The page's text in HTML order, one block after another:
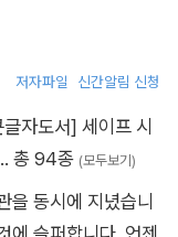
저자파일 신간알림 신청
자도서] 세이프 시
총 94종 (모두보기)
을 동시에 지녔습니